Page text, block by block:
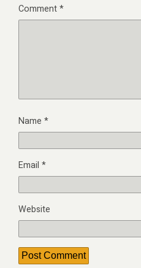
Comment*
Name *
Email *
Website